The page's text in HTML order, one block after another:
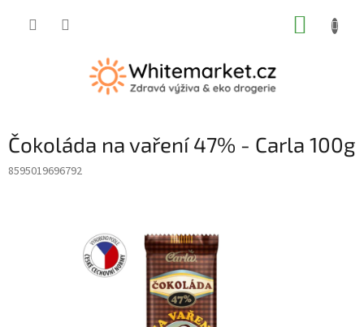
Čokoláda na vaření 47% - Carla 100g
8595019696792